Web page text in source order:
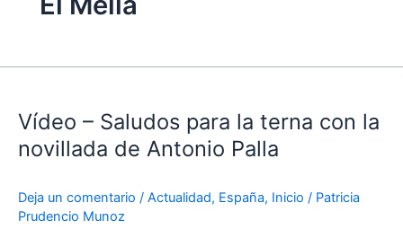
Vídeo – Saludos para la terna con la
novillada de Antonio Palla
Deja un comentario / Actualidad, España, Inicio / Patricia
Prudencio Munoz
Saludos
para
con